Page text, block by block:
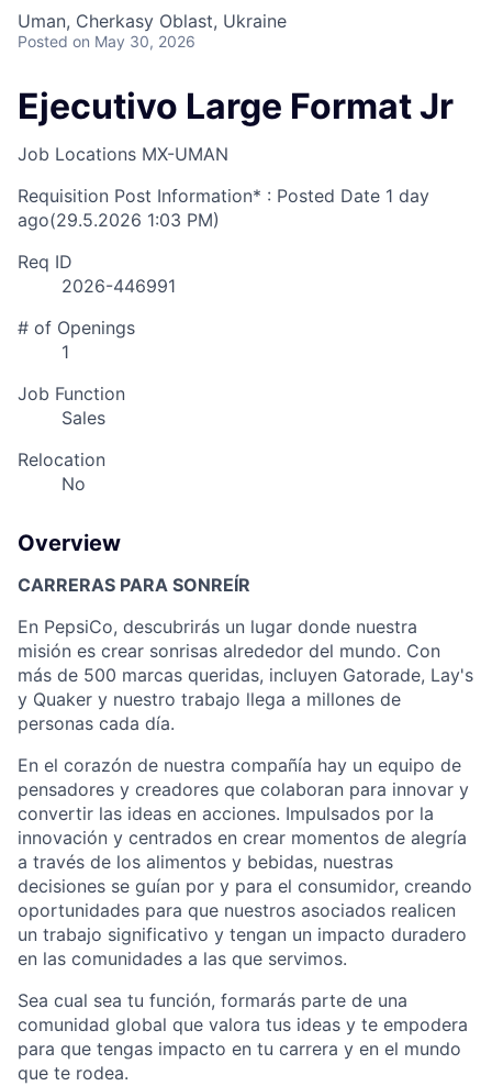
Uman, Cherkasy Oblast, Ukraine
Posted on May 30, 2026
Ejecutivo Large Format Jr
Job Locations MX-UMAN
Requisition Post Information* : Posted Date 1 day
ago(29.5.2026 1:03 PM)
Req ID
2026-446991
# of Openings
1
Job Function
Sales
Relocation
No
Overview
CARRERAS PARA SONREÍR
En PepsiCo, descubrirás un lugar donde nuestra
misión es crear sonrisas alrededor del mundo. Con
más de 500 marcas queridas, incluyen Gatorade, Lay's
y Quaker y nuestro trabajo llega a millones de
personas cada día.
En el corazón de nuestra compañía hay un equipo de
pensadores y creadores que colaboran para innovar y
convertir las ideas en acciones. Impulsados por la
innovación y centrados en crear momentos de alegría
a través de los alimentos y bebidas, nuestras
decisiones se guían por y para el consumidor, creando
oportunidades para que nuestros asociados realicen
un trabajo significativo y tengan un impacto duradero
en las comunidades a las que servimos.
Sea cual sea tu función, formarás parte de una
comunidad global que valora tus ideas y te empodera
para que tengas impacto en tu carrera y en el mundo
que te rodea.